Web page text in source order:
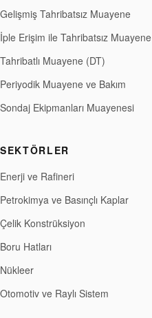
Gelişmiş Tahribatsız Muayene
İple Erişim ile Tahribatsız Muayene
Tahribatlı Muayene (DT)
Periyodik Muayene ve Bakım
Sondaj Ekipmanları Muayenesi
SEKTÖRLER
Enerji ve Rafineri
Petrokimya ve Basınçlı Kaplar
Çelik Konstrüksiyon
Boru Hatları
Nükleer
Otomotiv ve Raylı Sistem